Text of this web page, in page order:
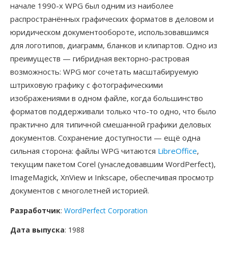
начале 1990-х WPG был одним из наиболее
распространённых графических форматов в деловом и
юридическом документообороте, использовавшимся
для логотипов, диаграмм, бланков и клипартов. Одно из
преимуществ — гибридная векторно-растровая
возможность: WPG мог сочетать масштабируемую
штриховую графику с фотографическими
изображениями в одном файле, когда большинство
форматов поддерживали только что-то одно, что было
практично для типичной смешанной графики деловых
документов. Сохранение доступности — ещё одна
сильная сторона: файлы WPG читаются LibreOffice,
текущим пакетом Corel (унаследовавшим WordPerfect),
ImageMagick, XnView и Inkscape, обеспечивая просмотр
документов с многолетней историей.
Разработчик: WordPerfect Corporation
Дата выпуска: 1988